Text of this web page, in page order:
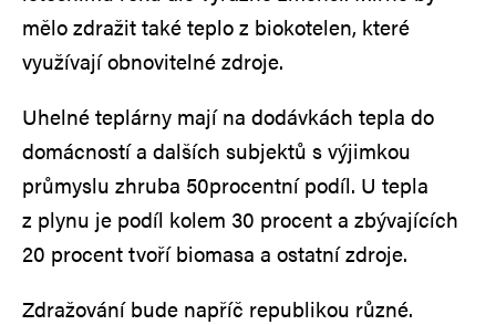
mělo zdražit také teplo z biokotelen, které
využívají obnovitelné zdroje.
Uhelné teplárny mají na dodávkách tepla do
domácností a dalších subjektů s výjimkou
průmyslu zhruba 50procentní podíl. U tepla
z plynu je podíl kolem 30 procent a zbývajících
20 procent tvoří biomasa a ostatní zdroje.
Zdražování bude napříč republikou různé.